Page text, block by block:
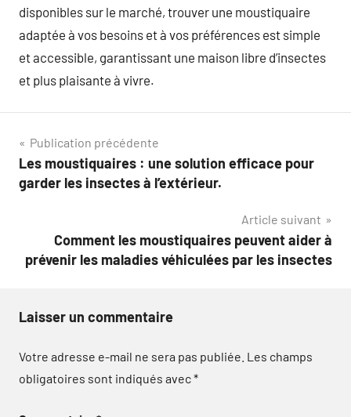
disponibles sur le marché, trouver une moustiquaire
adaptée à vos besoins et à vos préférences est simple
et accessible, garantissant une maison libre d’insectes
et plus plaisante à vivre.
Navigation
de
Publication précédente
Les moustiquaires : une solution efficace pour
garder les insectes à l’extérieur.
Article suivant
Comment les moustiquaires peuvent aider à
prévenir les maladies véhiculées par les insectes
Laisser un commentaire
Votre adresse e-mail ne sera pas publiée. Les champs
obligatoires sont indiqués avec*